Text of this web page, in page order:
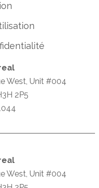
West, Unit #004
2P5
West, Unit #004